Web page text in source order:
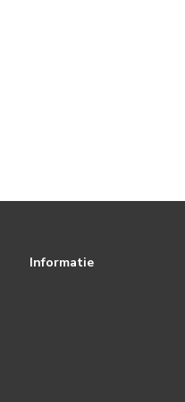
Informatie